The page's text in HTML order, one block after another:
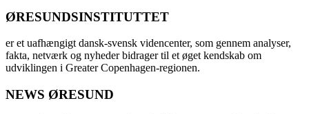
ØRESUNDSINSTITUTTET
er et uafhængigt dansk-svensk videncenter, som gennem analyser,
fakta, netværk og nyheder bidrager til et øget kendskab om
udviklingen i Greater Copenhagen-regionen.
NEWS ØRESUND